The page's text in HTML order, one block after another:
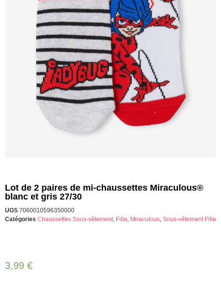
Lot de 2 paires de mi-chaussettes Miraculous®
blanc et gris 27/30
UGS 7060010596350000
Catégories Chaussettes Sous-vêtement, Fille, Miraculous, Sous-vêtement Fille
3,99 €